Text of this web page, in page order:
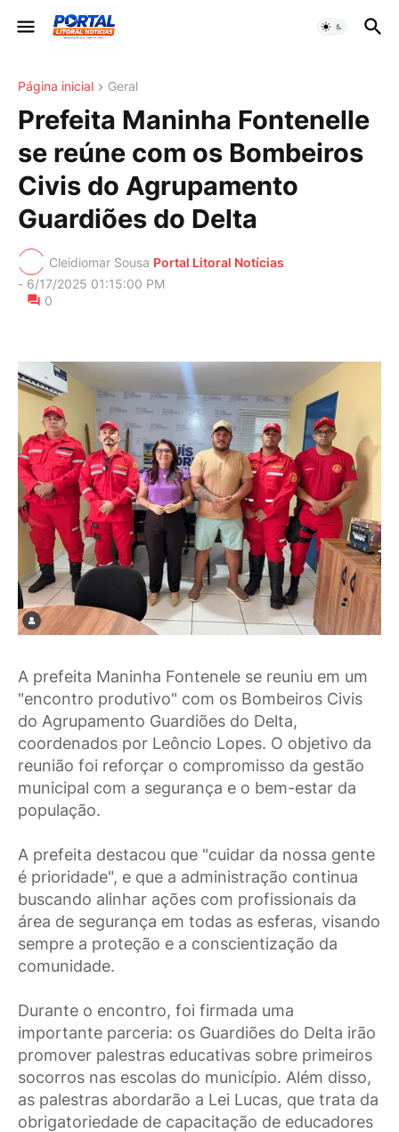
Página inicial Geral
Prefeita Maninha Fontenelle
se reúne com os Bombeiros
Civis do Agrupamento
Guardiões do Delta
Cleidiomar Sousa Portal Litoral Notícias
- 6/17/2025 01:15:00 PM
0
A prefeita Maninha Fontenele se reuniu em um
"encontro produtivo" com os Bombeiros Civis
do Agrupamento Guardiões do Delta,
coordenados por Leôncio Lopes. O objetivo da
reunião foi reforçar o compromisso da gestão
municipal com a segurança e o bem-estar da
população.
A prefeita destacou que "cuidar da nossa gente
é prioridade", e que a administração continua
buscando alinhar ações com profissionais da
área de segurança em todas as esferas, visando
sempre a proteção e a conscientização da
comunidade.
Durante o encontro, foi firmada uma
importante parceria: os Guardiões do Delta irão
promover palestras educativas sobre primeiros
socorros nas escolas do município. Além disso,
as palestras abordarão a Lei Lucas, que trata da
obrigatoriedade de capacitação de educadores